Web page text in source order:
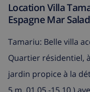
Location Villa
Espagne Mar
Tamariu: Belle villa
Quartier résidentiel,
jardin propice à la